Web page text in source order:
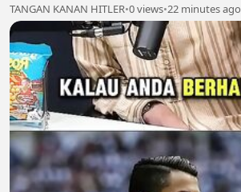
TANGAN KANAN HITLER•0 views•22 minutes ago